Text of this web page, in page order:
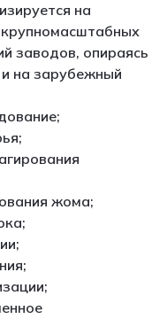
на
заводов, опираясь
на зарубежный
жома;